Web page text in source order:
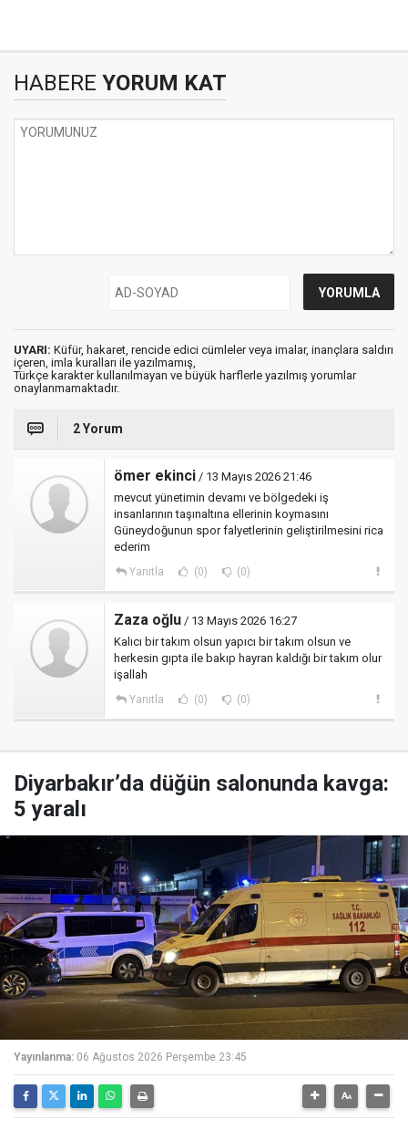
HABERE YORUM KAT
UYARI: Küfür, hakaret, rencide edici cümleler veya imalar, inançlara saldırı
içeren, imla kuralları ile yazılmamış,
Türkçe karakter kullanılmayan ve büyük harflerle yazılmış yorumlar
onaylanmamaktadır.
2 Yorum
ömer ekinci / 13 Mayıs 2026 21:46
mevcut yünetimin devamı ve bölgedeki iş
insanlarının taşınaltına ellerinin koymasını
Güneydoğunun spor falyetlerinin geliştirilmesini rica
ederim
Yanıtla (0) (0)
Zaza oğlu / 13 Mayıs 2026 16:27
Kalıcı bir takım olsun yapıcı bir takım olsun ve
herkesin gıpta ile bakıp hayran kaldığı bir takım olur
işallah
Yanıtla (0) (0)
Diyarbakır’da düğün salonunda kavga:
5 yaralı
Yayınlanma: 06 Ağustos 2026 Perşembe 23:45